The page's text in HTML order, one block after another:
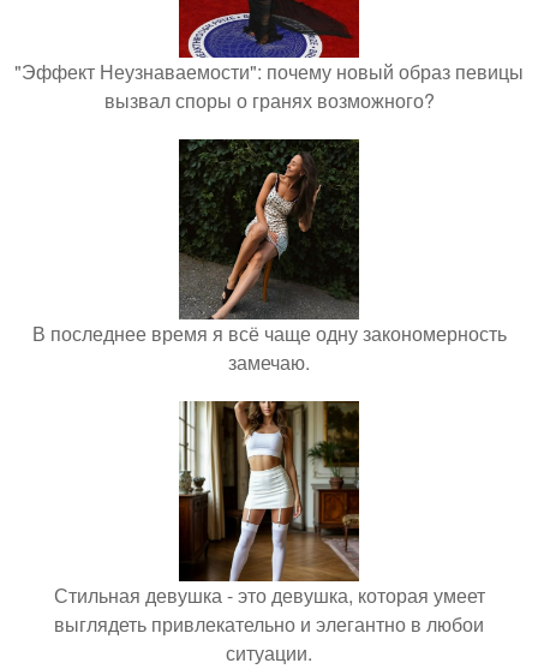
"Эффект Неузнаваемости": почему новый образ певицы
вызвал споры о гранях возможного?
В последнее время я всё чаще одну закономерность
замечаю.
Стильная девушка - это девушка, которая умеет
выглядеть привлекательно и элегантно в любои
ситуации.